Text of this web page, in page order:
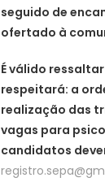
seguido de
ofertado à
É válido
respeitará: a
realização das
vagas para
candidatos